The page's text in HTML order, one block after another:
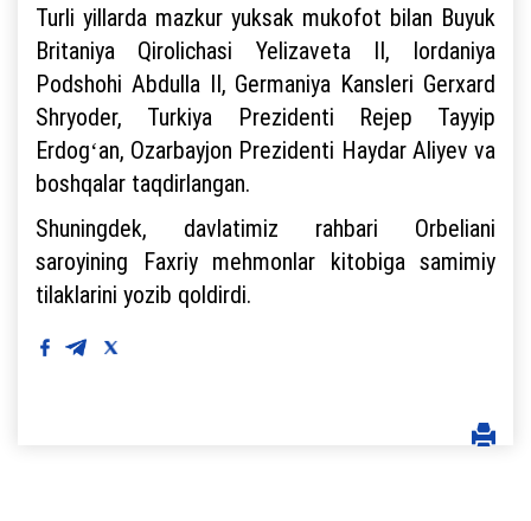
Turli yillarda mazkur yuksak mukofot bilan Buyuk
Britaniya Qirolichasi Yelizaveta II, Iordaniya
Podshohi Abdulla II, Germaniya Kansleri Gerxard
Shryoder, Turkiya Prezidenti Rejep Tayyip
Erdogʻan, Ozarbayjon Prezidenti Haydar Aliyev va
boshqalar taqdirlangan.
Shuningdek, davlatimiz rahbari Orbeliani
saroyining Faxriy mehmonlar kitobiga samimiy
tilaklarini yozib qoldirdi.